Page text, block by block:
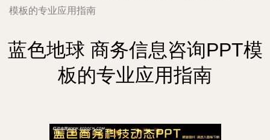
模板的专业应用指南
蓝色地球 商务信息咨询PPT模
板的专业应用指南